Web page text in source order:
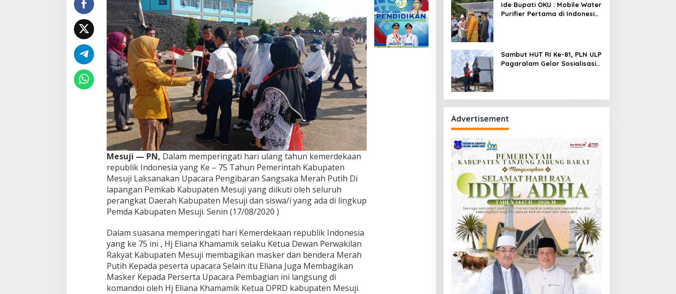
Mesuji — PN, Dalam memperingati hari ulang tahun kemerdekaan
republik Indonesia yang Ke – 75 Tahun Pemerintah Kabupaten
Mesuji Laksanakan Upacara Pengibaran Sangsaka Merah Putih Di
lapangan Pemkab Kabupaten Mesuji yang diikuti oleh seluruh
perangkat Daerah Kabupaten Mesuji dan siswa/i yang ada di lingkup
Pemda Kabupaten Mesuji. Senin (17/08/2020 )
Dalam suasana memperingati hari Kemerdekaan republik Indonesia
yang ke 75 ini , Hj Eliana Khamamik selaku Ketua Dewan Perwakilan
Rakyat Kabupaten Mesuji membagikan masker dan bendera Merah
Putih Kepada peserta upacara Selain itu Eliana Juga Membagikan
Masker Kepada Perserta Upacara Pembagian ini langsung di
komandoi oleh Hj Eliana Khamamik Ketua DPRD kabupaten Mesuji.
Ide Bupati OKU : Mobile Water
Purifier Pertama di Indonesia,
Raja Di HUT ke-116 OKU
Sambut HUT RI Ke-81, PLN ULP
Pagaralam Gelar Sosialisasi
Advertisement